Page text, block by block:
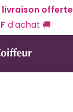
livraison offerte
d’achat 🚚